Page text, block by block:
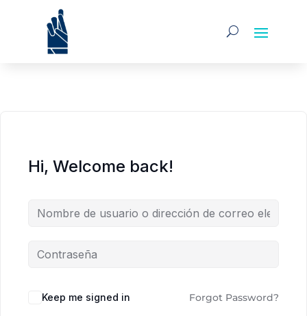
Hi, Welcome back!
Alternative:
Keep me signed in Forgot Password?